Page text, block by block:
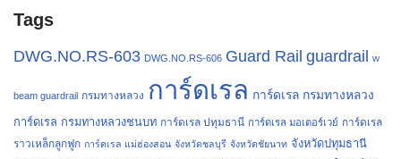
Tags
DWG.NO.RS-603 DWG.NO.RS-606 Guard Rail guardrail w
beam guardrail กรมทางหลวง การ์ดเรล การ์ดเรล กรมทางหลวง
การ์ดเรล กรมทางหลวงชนบท การ์ดเรล ปทุมธานี การ์ดเรล มอเตอร์เวย์ การ์ดเรล
ราวเหล็กลูกฟูก การ์ดเรล แม่ฮ่องสอน จังหวัดชลบุรี จังหวัดชัยนาท จังหวัดปทุมธานี